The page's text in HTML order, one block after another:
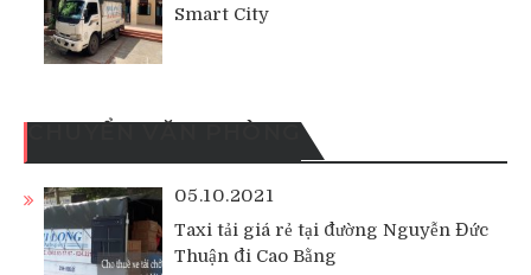
Smart City
05.10.2021
Taxi tải giá rẻ tại đường Nguyễn Đức
Thuận đi Cao Bằng